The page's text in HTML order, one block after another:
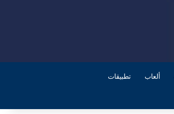
ألعاب تطبيقات